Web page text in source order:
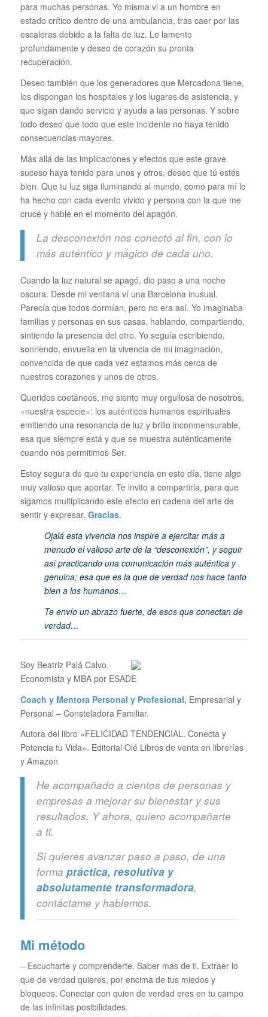
para muchas personas. Yo misma vi a un hombre en
estado crítico dentro de una ambulancia, tras caer por las
escaleras debido a la falta de luz. Lo lamento
profundamente y deseo de corazón su pronta
recuperación.
Deseo también que los generadores que Mercadona tiene,
los dispongan los hospitales y los lugares de asistencia, y
que sigan dando servicio y ayuda a las personas. Y sobre
todo deseo que todo que este incidente no haya tenido
consecuencias mayores.
Más allá de las implicaciones y efectos que este grave
suceso haya tenido para unos y otros, deseo que tú estés
bien. Que tu luz siga iluminando al mundo, como para mí lo
ha hecho con cada evento vivido y persona con la que me
crucé y hablé en el momento del apagón.
La desconexión nos conectó al fin, con lo
más auténtico y mágico de cada uno.
Cuando la luz natural se apagó, dio paso a una noche
oscura. Desde mi ventana ví una Barcelona inusual.
Parecía que todos dormían, pero no era así. Yo imaginaba
familias y personas en sus casas, hablando, compartiendo,
sintiendo la presencia del otro. Yo seguía escribiendo,
sonriendo, envuelta en la vivencia de mi imaginación,
convencida de que cada vez estamos más cerca de
nuestros corazones y unos de otros.
Queridos coetáneos, me siento muy orgullosa de nosotros,
«nuestra especie»: los auténticos humanos espirituales
emitiendo una resonancia de luz y brillo inconmensurable,
esa que siempre está y que se muestra auténticamente
cuando nos permitimos Ser.
Estoy segura de que tu experiencia en este día, tiene algo
muy valioso que aportar. Te invito a compartirla, para que
sigamos multiplicando este efecto en cadena del arte de
sentir y expresar. Gracias.
Ojalá esta vivencia nos inspire a ejercitar más a
menudo el valioso arte de la “desconexión”, y seguir
así practicando una comunicación más auténtica y
genuina; esa que es la que de verdad nos hace tanto
bien a los humanos…
Te envío un abrazo fuerte, de esos que conectan de
verdad…
Soy Beatriz Palá Calvo.
Economista y MBA por ESADE
Coach y Mentora Personal y Profesional, Empresarial y
Personal – Consteladora Familiar.
Autora del libro «FELICIDAD TENDENCIAL. Conecta y
Potencia tu Vida». Editorial Olé Libros de venta en librerías
y Amazon
He acompañado a cientos de personas y
empresas a mejorar su bienestar y sus
resultados. Y ahora, quiero acompañarte
a ti.
Si quieres avanzar paso a paso, de una
forma práctica, resolutiva y
absolutamente transformadora,
contáctame y hablemos.
Mi método
– Escucharte y comprenderte. Saber más de ti. Extraer lo
que de verdad quieres, por encima de tus miedos y
bloqueos. Conectar con quien de verdad eres en tu campo
de las infinitas posibilidades.